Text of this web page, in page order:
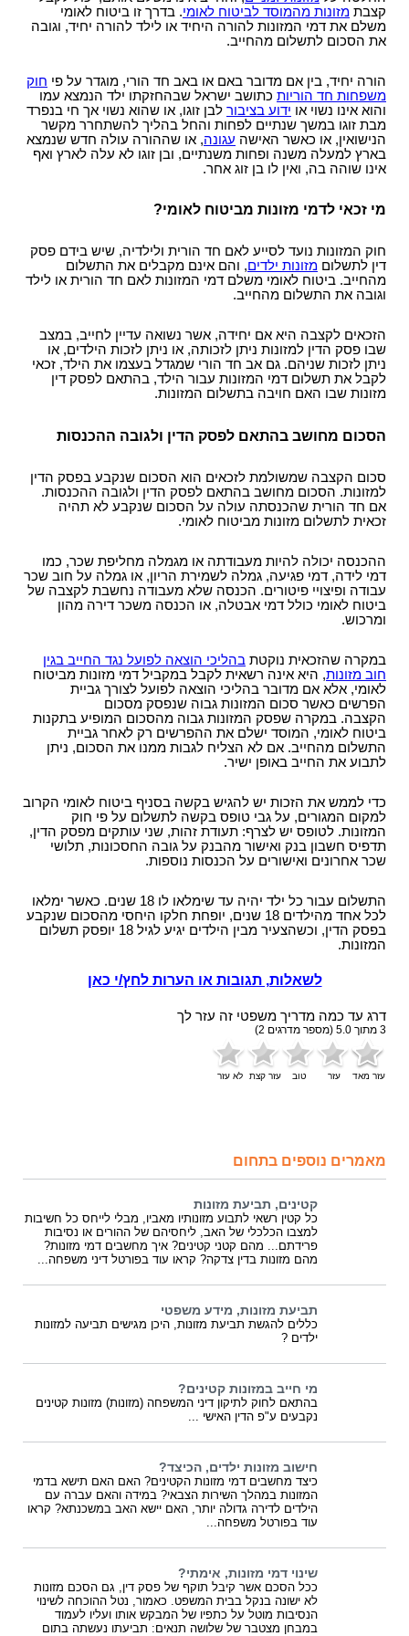
אי תשלום מזונות
מאסר עקב אי תשלום מזונות
מה ניתן להכיל בהסכם ממון?
הסכם לחיים משותפים
מתי חשוב לעשות צוואה
סוגי צוואות
עצות לעריכת צוואה
צו ירושה
צו קיום צוואה
קצבת מזונות מהמוסד לביטוח לאומי. בדרך זו ביטוח לאומי
משלם את דמי המזונות להורה היחיד או לילד להורה יחיד, וגובה
את הסכום לתשלום מהחייב.
הורה יחיד, בין אם מדובר באם או באב חד הורי, מוגדר על פי חוק
משפחות חד הוריות כתושב ישראל שבהחזקתו ילד הנמצא עמו
והוא אינו נשוי או ידוע בציבור לבן זוגו, או שהוא נשוי אך חי בנפרד
מבת זוגו במשך שנתיים לפחות והחל בהליך להשתחרר מקשר
הנישואין, או כאשר האישה עגונה, או שההורה עולה חדש שנמצא
בארץ למעלה משנה ופחות משנתיים, ובן זוגו לא עלה לארץ ואף
אינו שוהה בה, ואין לו בן זוג אחר.
מי זכאי לדמי מזונות מביטוח לאומי?
חוק המזונות נועד לסייע לאם חד הורית ולילדיה, שיש בידם פסק
דין לתשלום מזונות ילדים, והם אינם מקבלים את התשלום
מהחייב. ביטוח לאומי משלם דמי המזונות לאם חד הורית או לילד
וגובה את התשלום מהחייב.
הזכאים לקצבה היא אם יחידה, אשר נשואה עדיין לחייב, במצב
שבו פסק הדין למזונות ניתן לזכותה, או ניתן לזכות הילדים, או
ניתן לזכות שניהם. גם אב חד הורי שמגדל בעצמו את הילד, זכאי
לקבל את תשלום דמי המזונות עבור הילד, בהתאם לפסק דין
מזונות שבו האם חויבה בתשלום המזונות.
הסכום מחושב בהתאם לפסק הדין ולגובה ההכנסות
סכום הקצבה שמשולמת לזכאים הוא הסכום שנקבע בפסק הדין
למזונות. הסכום מחושב בהתאם לפסק הדין ולגובה ההכנסות.
אם חד הורית שהכנסתה עולה על הסכום שנקבע לא תהיה
זכאית לתשלום מזונות מביטוח לאומי.
ההכנסה יכולה להיות מעבודתה או מגמלה מחליפת שכר, כמו
דמי לידה, דמי פגיעה, גמלה לשמירת הריון, או גמלה על חוב שכר
עבודה ופיצויי פיטורים. הכנסה שלא מעבודה נחשבת לקצבה של
ביטוח לאומי כולל דמי אבטלה, או הכנסה משכר דירה מהון
ומרכוש.
במקרה שהזכאית נוקטת בהליכי הוצאה לפועל נגד החייב בגין
חוב מזונות, היא אינה רשאית לקבל במקביל דמי מזונות מביטוח
לאומי, אלא אם מדובר בהליכי הוצאה לפועל לצורך גביית
הפרשים כאשר סכום המזונות גבוה שנפסק מסכום
הקצבה. במקרה שפסק המזונות גבוה מהסכום המופיע בתקנות
ביטוח לאומי, המוסד ישלם את ההפרשים רק לאחר גביית
התשלום מהחייב. אם לא הצליח לגבות ממנו את הסכום, ניתן
לתבוע את החייב באופן ישיר.
כדי לממש את הזכות יש להגיש בקשה בסניף ביטוח לאומי הקרוב
למקום המגורים, על גבי טופס בקשה לתשלום על פי חוק
המזונות. לטופס יש לצרף: תעודת זהות, שני עותקים מפסק הדין,
תדפיס חשבון בנק ואישור מהבנק על גובה החסכונות, תלושי
שכר אחרונים ואישורים על הכנסות נוספות.
התשלום עבור כל ילד יהיה עד שימלאו לו 18 שנים. כאשר ימלאו
לכל אחד מהילדים 18 שנים, יופחת חלקו היחסי מהסכום שנקבע
בפסק הדין, וכשהצעיר מבין הילדים יגיע לגיל 18 יופסק תשלום
המזונות.
לשאלות, תגובות או הערות לחץ/י כאן
דרג עד כמה מדריך משפטי זה עזר לך
3 מתוך 5.0 (מספר מדרגים 2
)
עזר מאד עזר טוב עזר קצת לא עזר
מאמרים נוספים בתחום
קטינים, תביעת מזונות
כל קטין רשאי לתבוע מזונותיו מאביו, מבלי לייחס כל חשיבות
למצבו הכלכלי של האב, ליחסיהם של ההורים או נסיבות
פרידתם... מהם קטני קטינים? איך מחשבים דמי מזונות?
מהם מזונות בדין צדקה? קראו עוד בפורטל דיני משפחה...
תביעת מזונות, מידע משפטי
כללים להגשת תביעת מזונות, היכן מגישים תביעה למזונות
ילדים ?
מי חייב במזונות קטינים?
בהתאם לחוק לתיקון דיני המשפחה (מזונות) מזונות קטינים
נקבעים ע"פ הדין האישי ...
חישוב מזונות ילדים, הכיצד?
כיצד מחשבים דמי מזונות הקטינים? האם האם תישא בדמי
המזונות במהלך השירות הצבאי? במידה והאם עברה עם
הילדים לדירה גדולה יותר, האם יישא האב במשכנתא? קראו
עוד בפורטל משפחה...
שינוי דמי מזונות, אימתי?
ככל הסכם אשר קיבל תוקף של פסק דין, גם הסכם מזונות
לא ישונה בנקל בבית המשפט. כאמור, נטל ההוכחה לשינוי
הנסיבות מוטל על כתפיו של המבקש אותו ועליו לעמוד
במבחן מצטבר של שלושה תנאים: תביעתו נעשתה בתום